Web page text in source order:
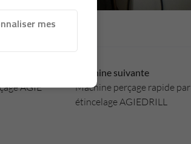
mes
AGIE
Machine suivante
Machine perçage rapide par
étincelage AGIEDRILL